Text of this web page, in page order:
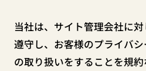
当社は、サイト管理会社に
遵守し、お客様のプライバ
の取り扱いをすることを規